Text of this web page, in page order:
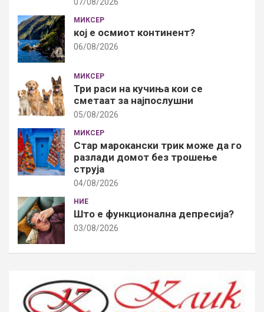
МИКСЕР
кој е осмиот континент?
06/08/2026
МИКСЕР
Три раси на кучиња кои се
сметаат за најпослушни
05/08/2026
МИКСЕР
Стар марокански трик може да го
разлади домот без трошење
струја
04/08/2026
НИЕ
Што е функционална депресија?
03/08/2026